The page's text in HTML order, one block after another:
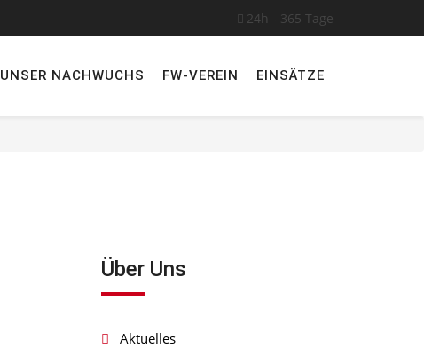
24h - 365 Tage
UNSER NACHWUCHS FW-VEREIN EINSÄTZE
Über Uns
Aktuelles